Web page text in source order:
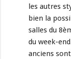
les autres
bien la
salles du
du week-
anciens